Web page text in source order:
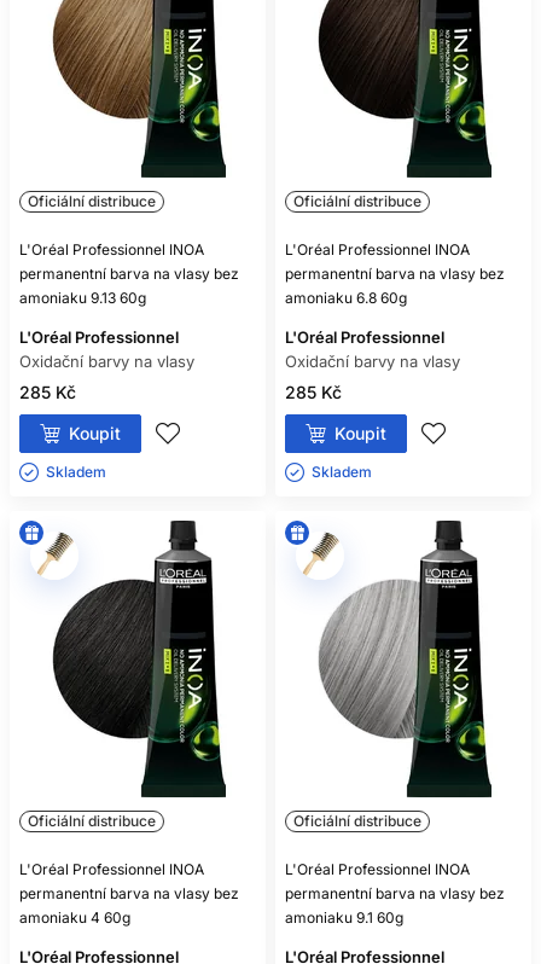
konkrétního produktu.
MOHU SMÍCHAT BARVU A
OXIDANT RŮZNÝCH ZNAČEK?
Pouze pokud to výrobce výslovně povoluje; bezpečnou
volbou je kompatibilní systém jedné řady.
ZESVĚTLÍ SVĚTLÁ BARVA TMAVÉ
BARVENÉ VLASY?
Zpravidla nikoliv spolehlivě, protože oxidační barva běžně
nezesvětluje již vytvořený umělý pigment.
JE BEZAMONIAKOVÁ BARVA
NEALERGENNÍ?
Ne. I bezamoniaková oxidační barva může obsahovat
alergizující barvicí látky.
Oficiální distribuce
L'Oréal Professionnel INOA
permanentní barva na vlasy bez
amoniaku 9.13 60g
L'Oréal Professionnel
Oxidační barvy na vlasy
285 Kč
Koupit
Skladem ㅤ
Oficiální distribuce
L'Oréal Professionnel INOA
permanentní barva na vlasy bez
amoniaku 6.8 60g
L'Oréal Professionnel
Oxidační barvy na vlasy
285 Kč
Koupit
Skladem ㅤ
Oficiální distribuce
L'Oréal Professionnel INOA
permanentní barva na vlasy bez
amoniaku 4 60g
L'Oréal Professionnel
Oficiální distribuce
L'Oréal Professionnel INOA
permanentní barva na vlasy bez
amoniaku 9.1 60g
L'Oréal Professionnel